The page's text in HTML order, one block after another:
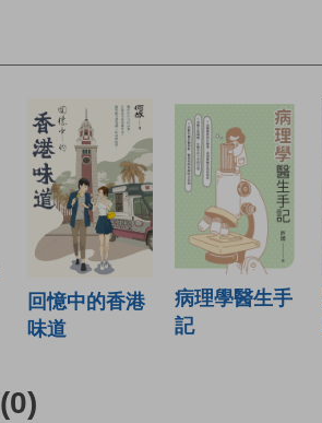
回憶中的香港
味道
病理學醫生手
記
(0)